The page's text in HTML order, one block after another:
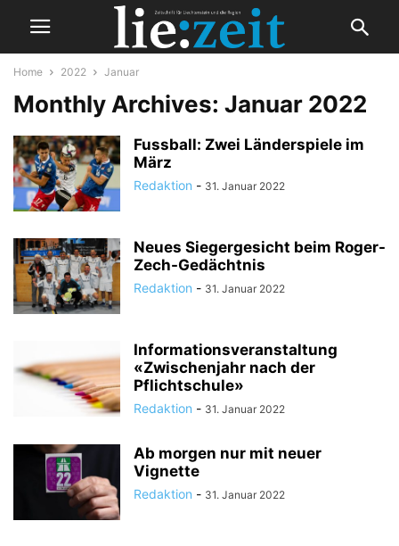
Home 2022 Januar
Monthly Archives: Januar 2022
Fussball: Zwei Länderspiele im
März
Redaktion - 31. Januar 2022
Neues Siegergesicht beim Roger-
Zech-Gedächtnis
Redaktion - 31. Januar 2022
Informationsveranstaltung
«Zwischenjahr nach der
Pflichtschule»
Redaktion - 31. Januar 2022
Ab morgen nur mit neuer
Vignette
Redaktion - 31. Januar 2022